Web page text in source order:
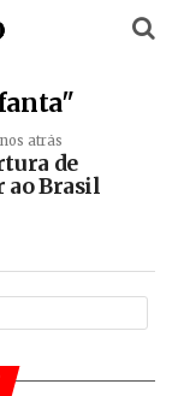
atrás
de
ao Brasil